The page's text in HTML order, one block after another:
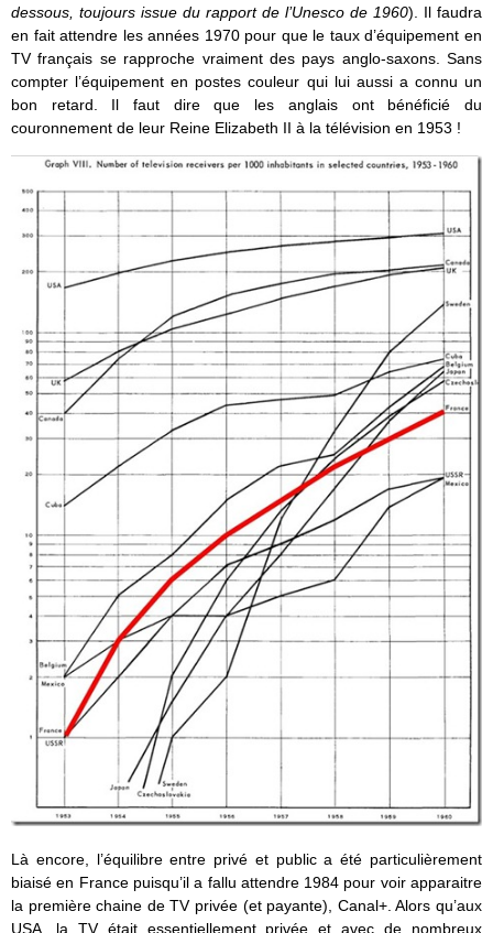
dessous, toujours issue du rapport de l’Unesco de 1960). Il faudra
en fait attendre les années 1970 pour que le taux d’équipement en
TV français se rapproche vraiment des pays anglo-saxons. Sans
compter l’équipement en postes couleur qui lui aussi a connu un
bon retard. Il faut dire que les anglais ont bénéficié du
couronnement de leur Reine Elizabeth II à la télévision en 1953 !
Là encore, l’équilibre entre privé et public a été particulièrement
biaisé en France puisqu’il a fallu attendre 1984 pour voir apparaitre
la première chaine de TV privée (et payante), Canal+. Alors qu’aux
USA, la TV était essentiellement privée et avec de nombreux